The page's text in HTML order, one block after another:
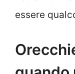
essere